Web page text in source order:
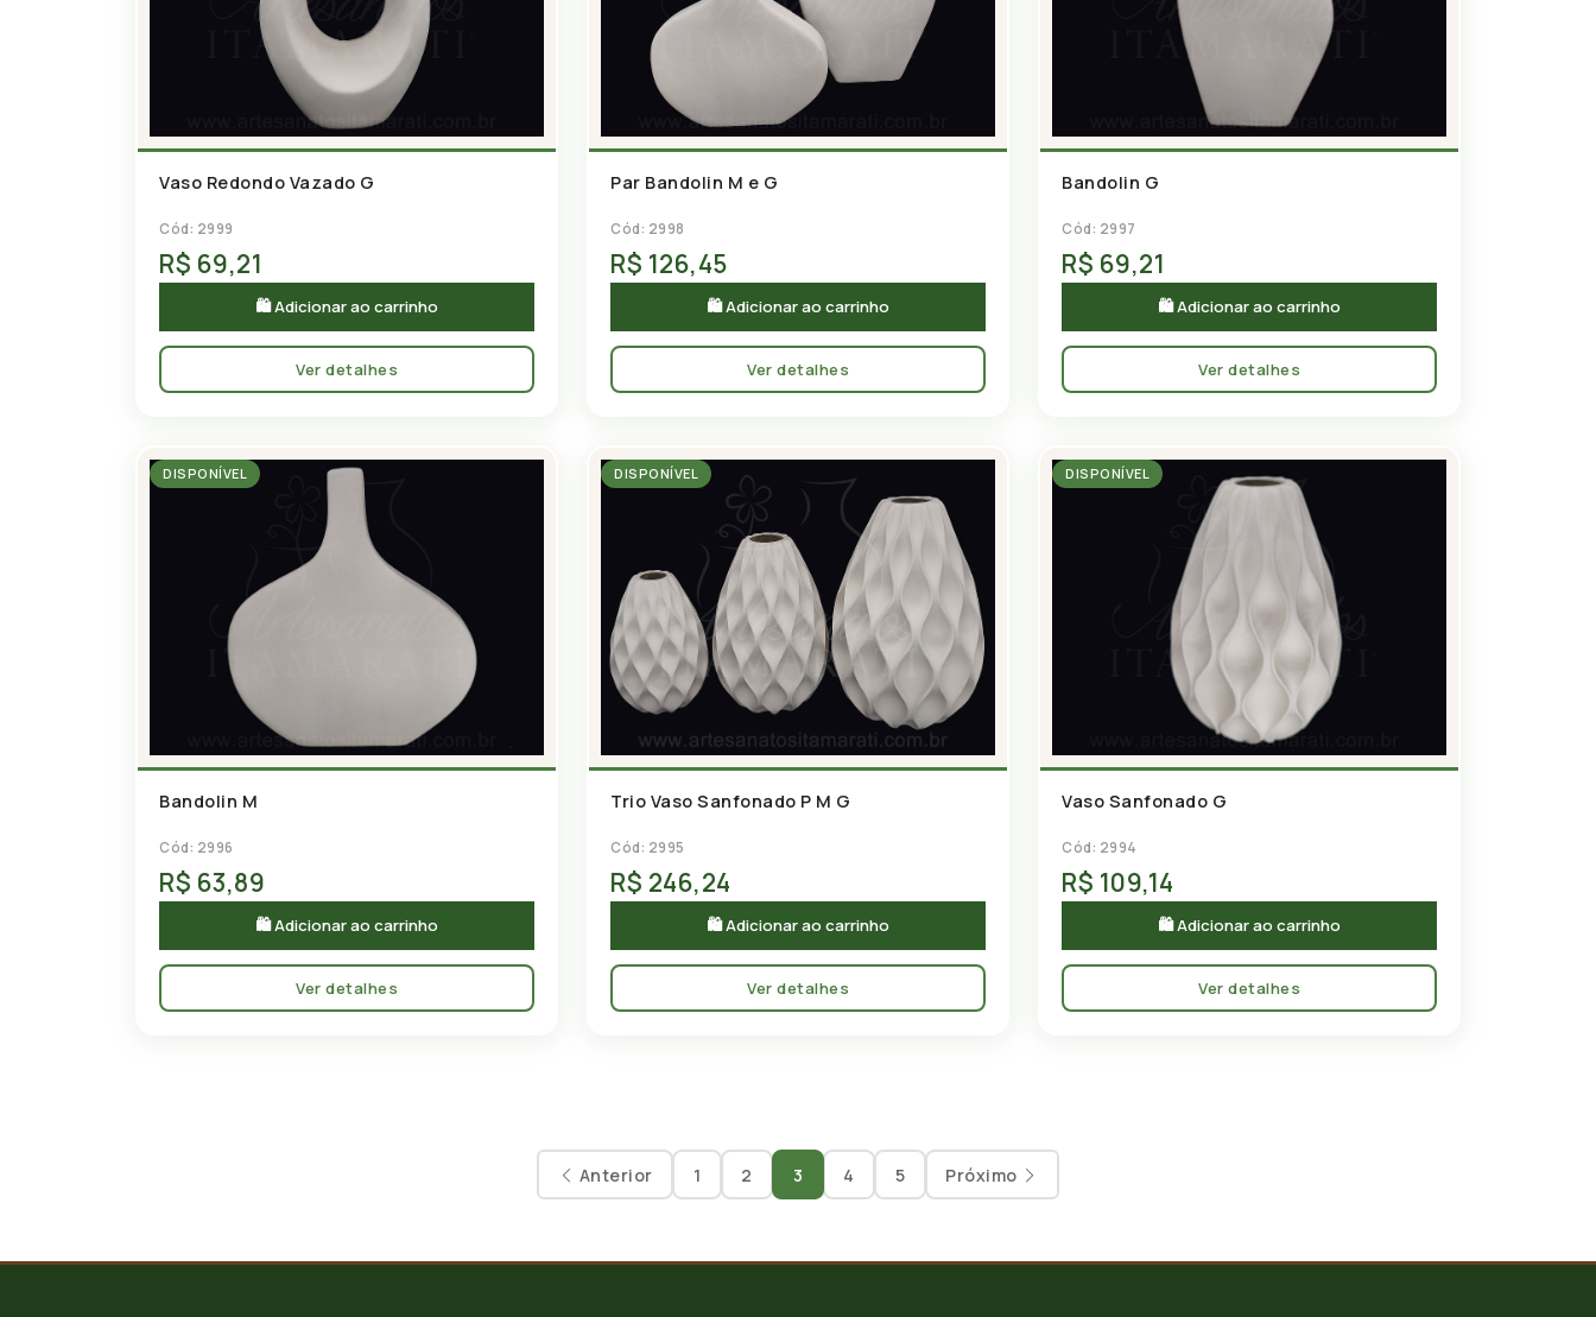
Vaso Redondo Vazado G
Cód: 2999
R$ 69,21
🛍 Adicionar ao carrinho
Ver detalhes
Par Bandolin M e G
Cód: 2998
R$ 126,45
🛍 Adicionar ao carrinho
Ver detalhes
Bandolin G
Cód: 2997
R$ 69,21
🛍 Adicionar ao carrinho
Ver detalhes
DISPONÍVEL
Bandolin M
Cód: 2996
R$ 63,89
🛍 Adicionar ao carrinho
Ver detalhes
DISPONÍVEL
Trio Vaso Sanfonado P M G
Cód: 2995
R$ 246,24
🛍 Adicionar ao carrinho
Ver detalhes
DISPONÍVEL
Vaso Sanfonado G
Cód: 2994
R$ 109,14
🛍 Adicionar ao carrinho
Ver detalhes
Anterior 1 2 3 4 5 Próximo